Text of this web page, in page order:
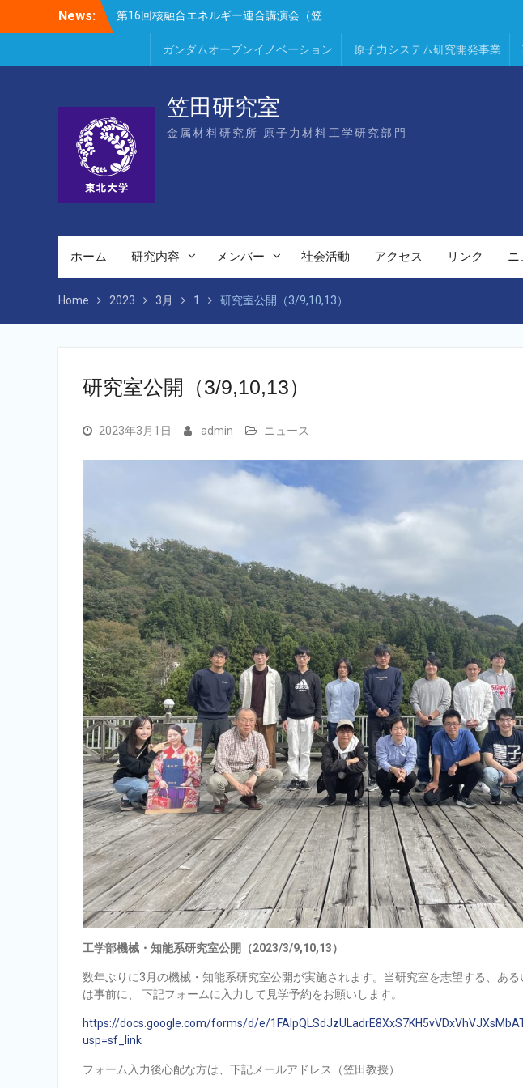
News:
Lee、He、Bae）
ガンダムオープンイノベーション 原子力システム研究開発事業
笠田研究室
金属材料研究所 原子力材料工学研究部門
ホーム 研究内容 メンバー 社会活動 アクセス リンク ニ
Home 2023 3月 1 研究室公開（3/9,10,13）
研究室公開（3/9,10,13）
2023年3月1日 admin ニュース
工学部機械・知能系研究室公開（2023/3/9,10,13）
数年ぶりに3月の機械・知能系研究室公開が実施されます。当研究室を志望する、あ
は事前に、 下記フォームに入力して見学予約をお願いします。
https://docs.google.com/forms/d/e/
usp=sf_link
フォーム入力後心配な方は、下記メールアドレス（笠田教授）